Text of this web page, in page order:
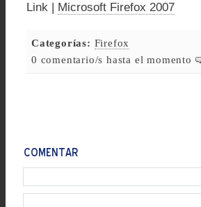
Link | Microsoft Firefox 2007
Categorías: Firefox
0 comentario/s hasta el momento